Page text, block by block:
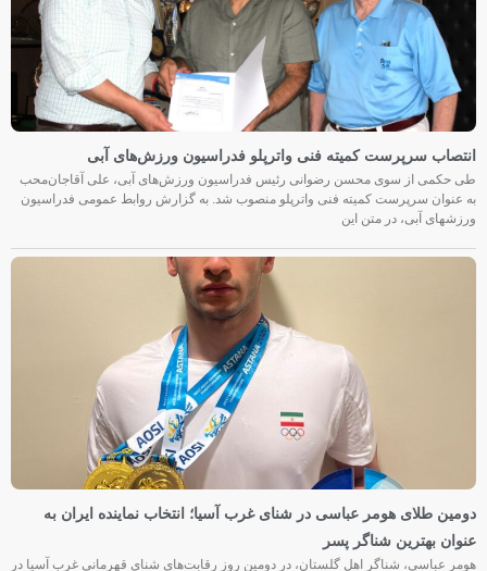
انتصاب سرپرست کمیته فنی واترپلو فدراسیون ورزش‌های آبی
طی حکمی از سوی محسن رضوانی رئیس فدراسیون ورزش‌های آبی، علی آقاجان‌محب
به عنوان سرپرست کمیته فنی واترپلو منصوب شد. به گزارش روابط عمومی فدراسیون
ورزشهای آبی، در متن این
دومین طلای هومر عباسی در شنای غرب آسیا؛ انتخاب نماینده ایران به
عنوان بهترین شناگر پسر